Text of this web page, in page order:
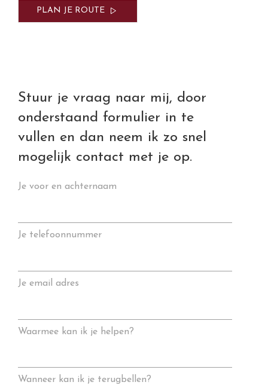
PLAN JE ROUTE
Stuur je vraag naar mij, door
onderstaand formulier in te
vullen en dan neem ik zo snel
mogelijk contact met je op.
Je voor en achternaam
Je telefoonnummer
Je email adres
Waarmee kan ik je helpen?
Wanneer kan ik je terugbellen?